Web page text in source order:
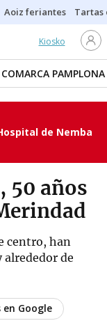
Aoiz feriantes Tartas
Kiosko
COMARCA PAMPLONA
de Nemba
50 años
centro, han
alrededor de
en Google